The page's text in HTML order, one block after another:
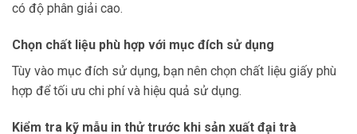
có độ phân giải cao.
Chọn chất liệu phù hợp với mục đích sử dụng
Tùy vào mục đích sử dụng, bạn nên chọn chất liệu giấy phù
hợp để tối ưu chi phí và hiệu quả sử dụng.
Kiểm tra kỹ mẫu in thử trước khi sản xuất đại trà